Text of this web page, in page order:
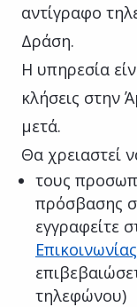
αντίγραφο
Δράση.
Η υπηρεσία
κλήσεις στην
μετά.
Θα χρειαστεί
τους
πρόσβασης
εγγραφείτε
τηλεφώνου)